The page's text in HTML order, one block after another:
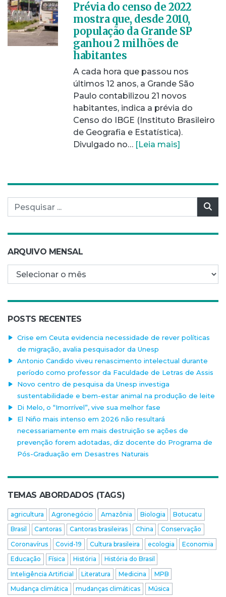
Prévia do censo de 2022
mostra que, desde 2010,
população da Grande SP
ganhou 2 milhões de
habitantes
A cada hora que passou nos
últimos 12 anos, a Grande São
Paulo contabilizou 21 novos
habitantes, indica a prévia do
Censo do IBGE (Instituto Brasileiro
de Geografia e Estatística).
Divulgado no… [Leia mais]
Pesquisar por:
ARQUIVO MENSAL
Arquivo mensal
POSTS RECENTES
Crise em Ceuta evidencia necessidade de rever políticas
de migração, avalia pesquisador da Unesp
Antonio Candido viveu renascimento intelectual durante
período como professor da Faculdade de Letras de Assis
Novo centro de pesquisa da Unesp investiga
sustentabilidade e bem-estar animal na produção de leite
Di Melo, o “Imorrível”, vive sua melhor fase
El Niño mais intenso em 2026 não resultará
necessariamente em mais destruição se ações de
prevenção forem adotadas, diz docente do Programa de
Pós-Graduação em Desastres Naturais
TEMAS ABORDADOS (TAGS)
agricultura Agronegócio Amazônia Biologia
Botucatu
Brasil
Cantoras Cantoras brasileiras China
Conservação
Coronavírus
Covid-19 Cultura brasileira ecologia
Economia
Educação
Física História
História do Brasil
Inteligência Artificial
Literatura Medicina
MPB
Mudança climática
mudanças climáticas
Música